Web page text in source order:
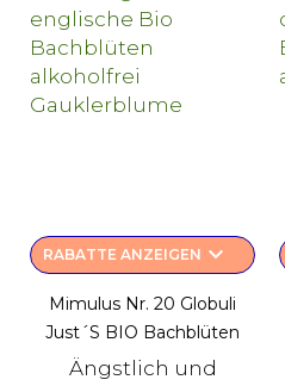
RABATTE ANZEIGEN keyboard_arrow_down
Mimulus Nr. 20 Globuli
Just´s BIO Bachblüten
Ängstlich und